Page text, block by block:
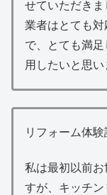
せていただき
業者はとても
で、とても満
用したいと思い
リフォーム体験
私は最初以前
すが、キッチン